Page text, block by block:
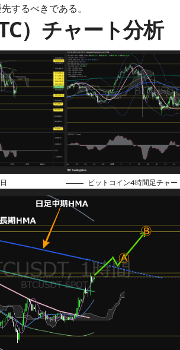
するべきである。
）チャート分析
ビットコイン4時間足チャ